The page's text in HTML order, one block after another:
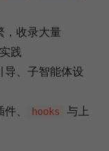
，收录大量
践
导、子智能体设
、 hooks
与上